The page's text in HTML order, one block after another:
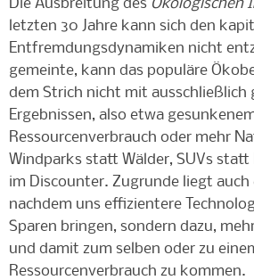
Die Ausbreitung des Ökologischen
letzten 30 Jahre kann sich den
Entfremdungsdynamiken nicht
gemeinte, kann das populäre
dem Strich nicht mit ausschließlich
Ergebnissen, also etwa
Ressourcenverbrauch oder mehr
Windparks statt Wälder, SUVs
im Discounter. Zugrunde liegt auch
nachdem uns effizientere
Sparen bringen, sondern dazu,
und damit zum selben oder zu
Ressourcenverbrauch zu kommen.